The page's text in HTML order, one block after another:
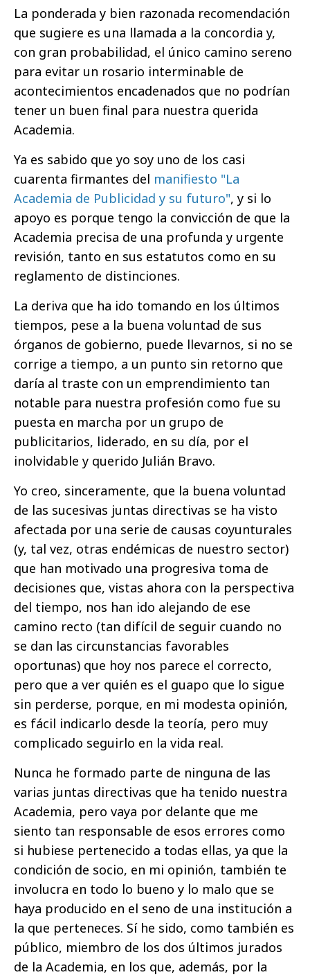
La ponderada y bien razonada recomendación
que sugiere es una llamada a la concordia y,
con gran probabilidad, el único camino sereno
para evitar un rosario interminable de
acontecimientos encadenados que no podrían
tener un buen final para nuestra querida
Academia.
Ya es sabido que yo soy uno de los casi
cuarenta firmantes del manifiesto "La
Academia de Publicidad y su futuro", y si lo
apoyo es porque tengo la convicción de que la
Academia precisa de una profunda y urgente
revisión, tanto en sus estatutos como en su
reglamento de distinciones.
La deriva que ha ido tomando en los últimos
tiempos, pese a la buena voluntad de sus
órganos de gobierno, puede llevarnos, si no se
corrige a tiempo, a un punto sin retorno que
daría al traste con un emprendimiento tan
notable para nuestra profesión como fue su
puesta en marcha por un grupo de
publicitarios, liderado, en su día, por el
inolvidable y querido Julián Bravo.
Yo creo, sinceramente, que la buena voluntad
de las sucesivas juntas directivas se ha visto
afectada por una serie de causas coyunturales
(y, tal vez, otras endémicas de nuestro sector)
que han motivado una progresiva toma de
decisiones que, vistas ahora con la perspectiva
del tiempo, nos han ido alejando de ese
camino recto (tan difícil de seguir cuando no
se dan las circunstancias favorables
oportunas) que hoy nos parece el correcto,
pero que a ver quién es el guapo que lo sigue
sin perderse, porque, en mi modesta opinión,
es fácil indicarlo desde la teoría, pero muy
complicado seguirlo en la vida real.
Nunca he formado parte de ninguna de las
varias juntas directivas que ha tenido nuestra
Academia, pero vaya por delante que me
siento tan responsable de esos errores como
si hubiese pertenecido a todas ellas, ya que la
condición de socio, en mi opinión, también te
involucra en todo lo bueno y lo malo que se
haya producido en el seno de una institución a
la que perteneces. Sí he sido, como también es
público, miembro de los dos últimos jurados
de la Academia, en los que, además, por la